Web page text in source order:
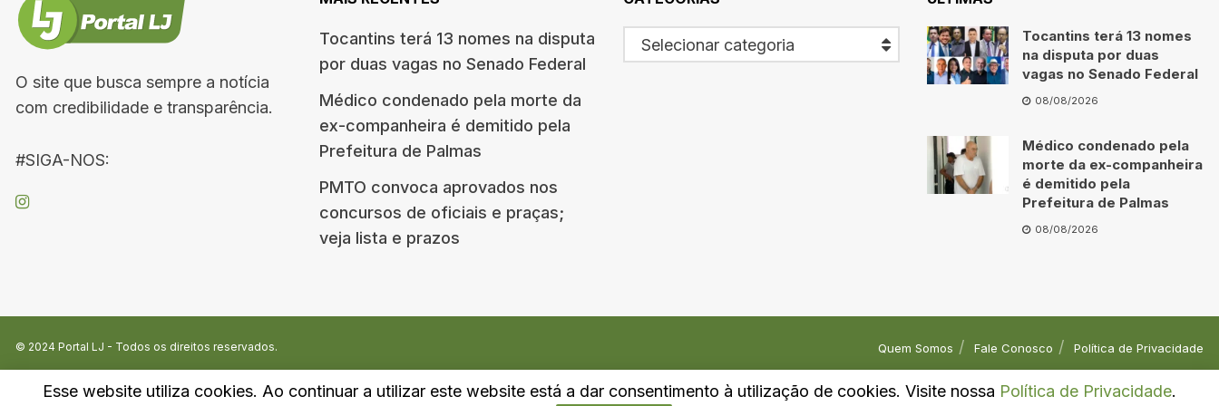
O site que busca sempre a notícia
com credibilidade e transparência.
#SIGA-NOS:
Tocantins terá 13 nomes na disputa
por duas vagas no Senado Federal
Médico condenado pela morte da
ex-companheira é demitido pela
Prefeitura de Palmas
PMTO convoca aprovados nos
concursos de oficiais e praças;
veja lista e prazos
Selecionar categoria
Tocantins terá 13 nomes
na disputa por duas
vagas no Senado Federal
08/08/2026
Médico condenado pela
morte da ex-companheira
é demitido pela
Prefeitura de Palmas
08/08/2026
Quem Somos Fale Conosco Política de Privacidade
© 2024 Portal LJ - Todos os direitos reservados.
Esse website utiliza cookies. Ao continuar a utilizar este website está a dar consentimento à utilização de cookies. Visite nossa Política de Privacidade.